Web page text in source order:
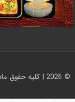
© 2026 | کلیه حقوق مادی و معنوی برای سایت